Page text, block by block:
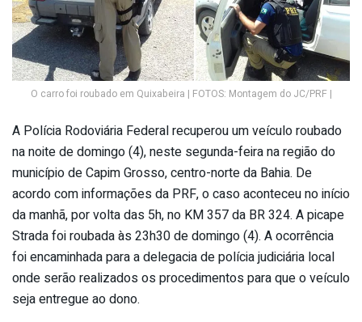
O carro foi roubado em Quixabeira | FOTOS: Montagem do JC/PRF |
A Polícia Rodoviária Federal recuperou um veículo roubado
na noite de domingo (4), neste segunda-feira na região do
município de Capim Grosso, centro-norte da Bahia. De
acordo com informações da PRF, o caso aconteceu no início
da manhã, por volta das 5h, no KM 357 da BR 324. A picape
Strada foi roubada às 23h30 de domingo (4). A ocorrência
foi encaminhada para a delegacia de polícia judiciária local
onde serão realizados os procedimentos para que o veículo
seja entregue ao dono.